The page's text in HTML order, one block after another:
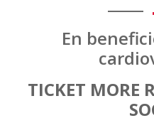
En
TICKET MORE